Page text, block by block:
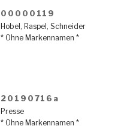
00000119
Hobel, Raspel, Schneider
* Ohne Markennamen *
20190716a
Presse
* Ohne Markennamen *